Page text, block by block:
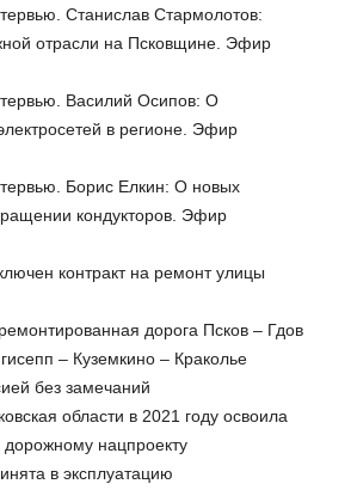
Станислав Стармолотов:
отрасли на Псковщине. Эфир
Василий Осипов: О
в регионе. Эфир
Борис Елкин: О новых
кондукторов. Эфир
контракт на ремонт улицы
дорога Псков – Гдов
– Куземкино – Краколье
без замечаний
области в 2021 году освоила
дорожному нацпроекту
в эксплуатацию